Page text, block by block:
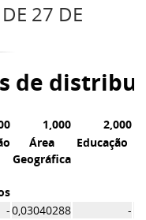
27 DE
de
1,000
2,000
Área
Geográfica
Educação
-0,03040288 -